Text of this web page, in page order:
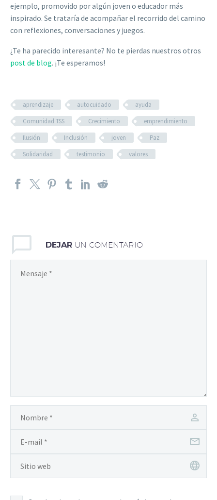
ejemplo, promovido por algún joven o educador más
inspirado. Se trataría de acompañar el recorrido del camino
con reflexiones, conversaciones y juegos.
¿Te ha parecido interesante? No te pierdas nuestros otros
post de blog. ¡Te esperamos!
aprendizaje autocuidado
ayuda
Comunidad TSS
Crecimiento
emprendimiento
Ilusión
Inclusión joven
Paz
Solidaridad
testimonio valores
DEJAR UN COMENTARIO